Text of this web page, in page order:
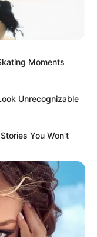
productos
que los precios
frente a semanas
opciones frescas
en la
Moments
Unrecognizable
You Won't